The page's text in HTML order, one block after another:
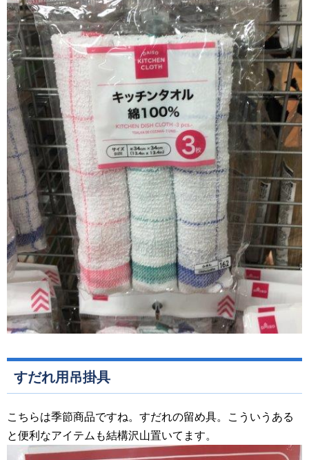
すだれ用吊掛具
こちらは季節商品ですね。すだれの留め具。こういうある
と便利なアイテムも結構沢山置いてます。